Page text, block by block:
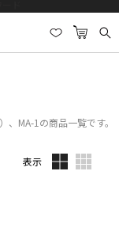
MA-1の商品一覧です。
表示